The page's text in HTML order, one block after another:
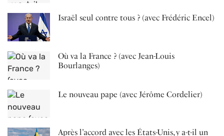
Israël seul contre tous ? (avec Frédéric Encel)
Où va la France ? (avec Jean-Louis
Bourlanges)
Le nouveau pape (avec Jérôme Cordelier)
Après l’accord avec les États-Unis, y a-t-il un